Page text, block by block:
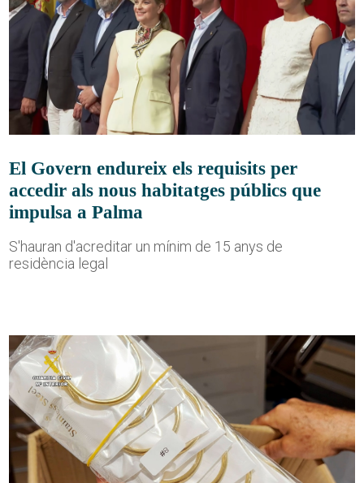
El Govern endureix els requisits per
accedir als nous habitatges públics que
impulsa a Palma
S'hauran d'acreditar un mínim de 15 anys de
residència legal